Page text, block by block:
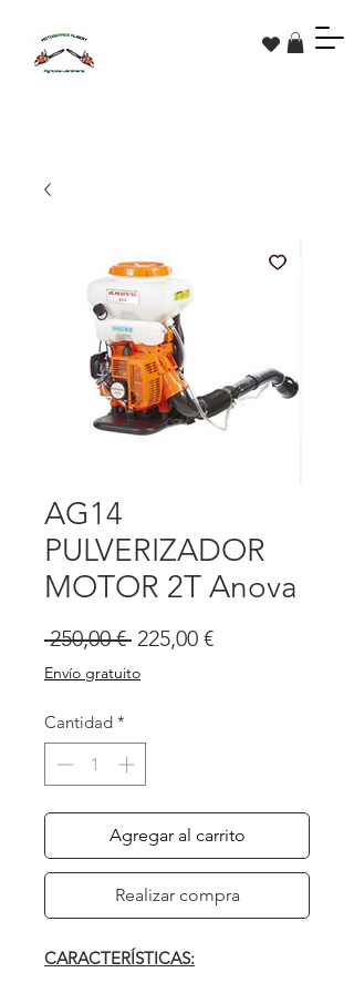
AG14
PULVERIZADOR
MOTOR 2T Anova
250,00 € Precio
225,00 €Precio
Envío gratuito
Cantidad *
Agregar al carrito
Realizar compra
CARACTERÍSTICAS: